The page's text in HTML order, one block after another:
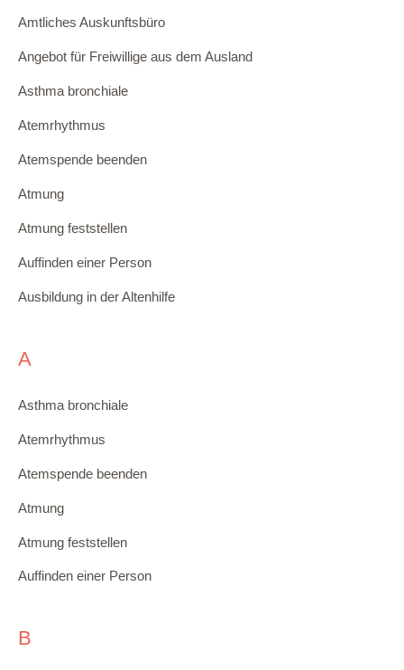
Amtliches Auskunftsbüro
Angebot für Freiwillige aus dem Ausland
Asthma bronchiale
Atemrhythmus
Atemspende beenden
Atmung
Atmung feststellen
Auffinden einer Person
Ausbildung in der Altenhilfe
A
Asthma bronchiale
Atemrhythmus
Atemspende beenden
Atmung
Atmung feststellen
Auffinden einer Person
B